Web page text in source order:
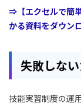
⇒【エクセルで簡
かる資料をダウン
失敗しな
技能実習制度の運